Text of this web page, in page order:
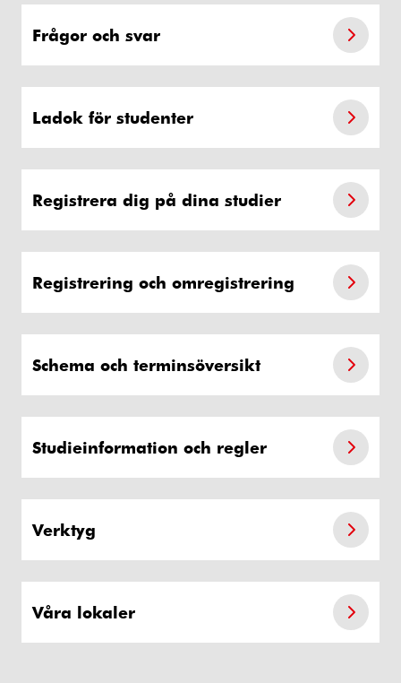
Frågor och svar
Ladok för studenter
Registrera dig på dina studier
Registrering och omregistrering
Schema och terminsöversikt
Studieinformation och regler
Verktyg
Våra lokaler